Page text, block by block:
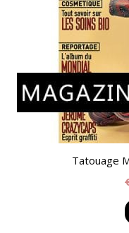
Tatouage